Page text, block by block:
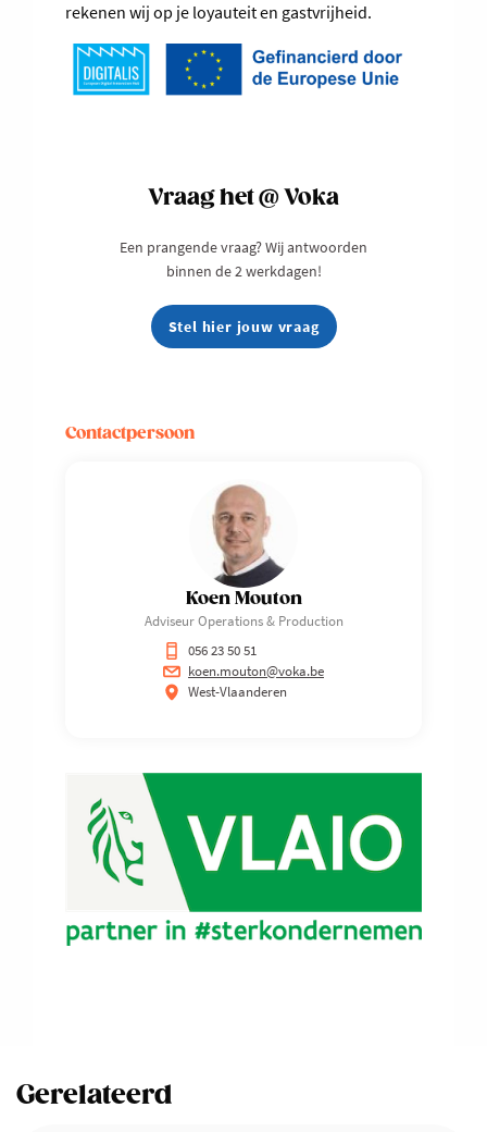
rekenen wij op je loyauteit en gastvrijheid.
Contactpersoon
Koen Mouton
Adviseur Operations & Production
056 23 50 51
koen.mouton@voka.be
West-Vlaanderen
Vraag het @ Voka
Een prangende vraag? Wij antwoorden
binnen de 2 werkdagen!
Stel hier jouw vraag
Gerelateerd